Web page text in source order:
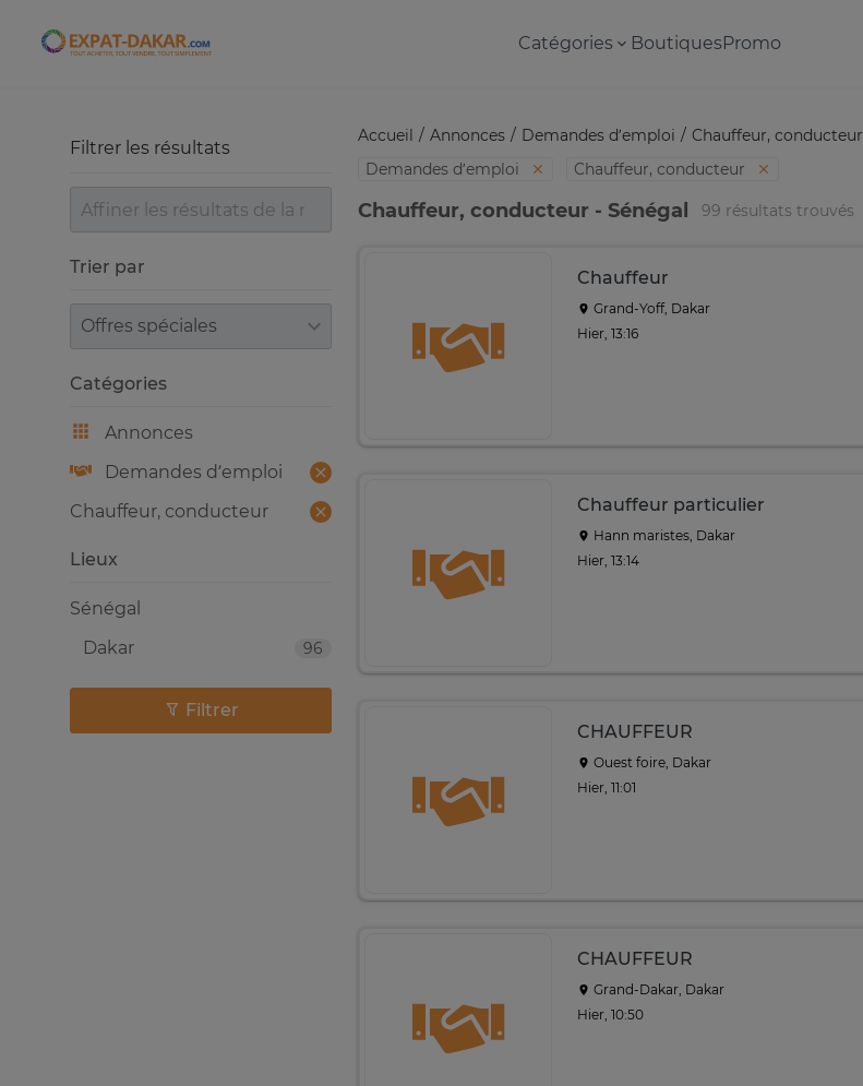
Expat-Dakar Catégories BoutiquesPromo
Accueil Annonces Demandes d’emploi
Chauffeur, conducteur
Demandes d’emploi
Chauffeur, conducteur
Chauffeur, conducteur - Sénégal 99 résultats trouvés
Chauffeur
Grand-Yoff, Dakar
Hier, 13:16
Chauffeur particulier
Hann maristes, Dakar
Hier, 13:14
CHAUFFEUR
Ouest foire, Dakar
Hier, 11:01
CHAUFFEUR
Grand-Dakar, Dakar
Hier, 10:50
Filtrer les résultats
Trier par
Trier par
Catégories
Annonces
Demandes d’emploi
Chauffeur, conducteur
Lieux
Sénégal
96
Dakar
Filtrer